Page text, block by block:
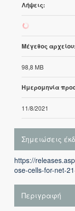
Λήψεις:
80
Μέγεθος αρχείου:
98,8 MB
Ημερομηνία
11/8/2021
Σημειώσεις
https://
ose-cells-for-net-
Περιγραφή